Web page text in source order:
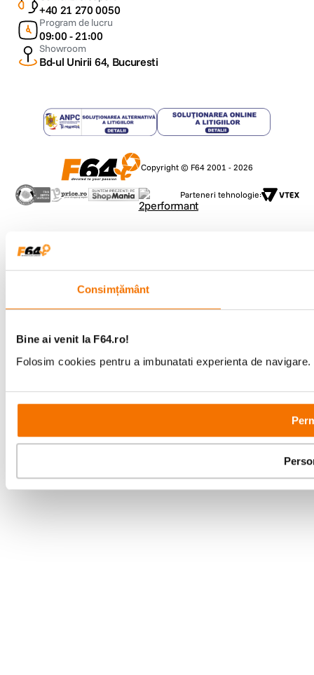
Consimțământ
Bine ai venit la F64.ro!
Folosim cookies pentru a imbunatati experienta de
+40 21 270 0050
Program de lucru
09:00 - 21:00
Showroom
Bd-ul Unirii 64, Bucuresti
Copyright © F64 2001 - 2026
Parteneri tehnologie: